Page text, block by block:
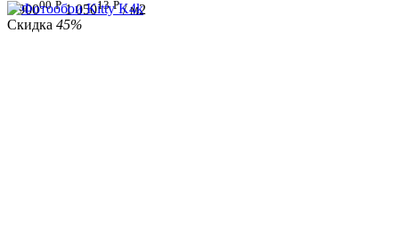
1 90000 Р 1 05013 Р / м2
Скидка 45%